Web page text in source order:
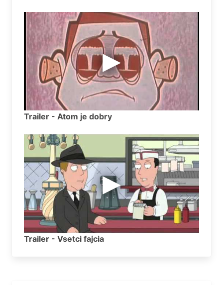
Trailer - Atom je dobry
Trailer - Vsetci fajcia